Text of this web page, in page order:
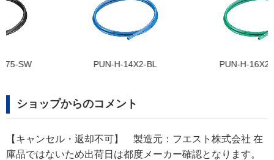
PUN-H-16X2,5-GN PUN-H-12X2-GN
ショップからのコメント
【キャンセル・返却不可】 製造元：フエスト株式会社 在
庫品ではないため出荷日は都度メーカー確認となります。